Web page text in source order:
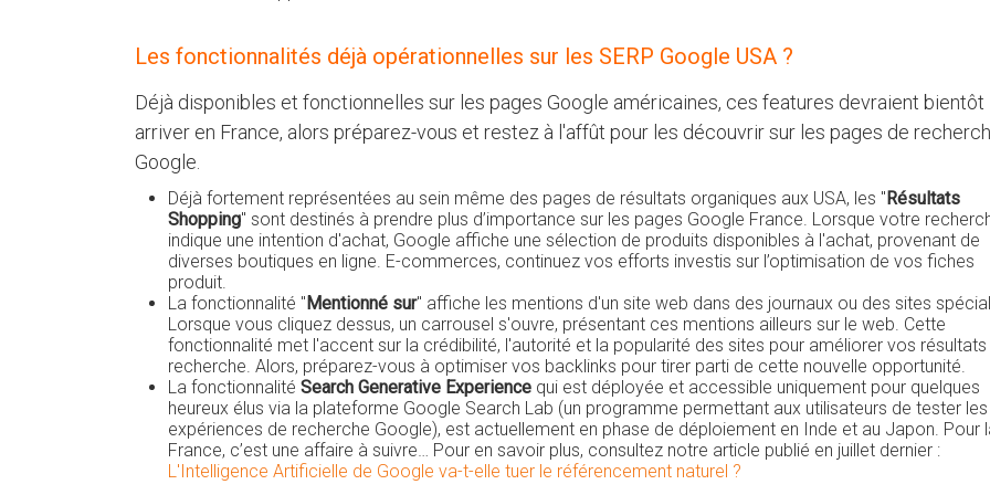
Les fonctionnalités déjà opérationnelles sur les SERP Google USA ?
Déjà disponibles et fonctionnelles sur les pages Google américaines, ces features devraient bientôt
arriver en France, alors préparez-vous et restez à l'affût pour les découvrir sur les pages de
Google.
Déjà fortement représentées au sein même des pages de résultats organiques aux USA, les "Résultats
Shopping" sont destinés à prendre plus d’importance sur les pages Google France. Lorsque votre
indique une intention d'achat, Google affiche une sélection de produits disponibles à l'achat, provenant de
diverses boutiques en ligne. E-commerces, continuez vos efforts investis sur l’optimisation de vos fiches
produit.
La fonctionnalité " Mentionné sur" affiche les mentions d'un site web dans des journaux ou des sites
Lorsque vous cliquez dessus, un carrousel s'ouvre, présentant ces mentions ailleurs sur le web. Cette
fonctionnalité met l'accent sur la crédibilité, l'autorité et la popularité des sites pour améliorer vos résultats
recherche. Alors, préparez-vous à optimiser vos backlinks pour tirer parti de cette nouvelle opportunité.
La fonctionnalité Search Generative Experience qui est déployée et accessible uniquement pour quelques
heureux élus via la plateforme Google Search Lab (un programme permettant aux utilisateurs de tester les
expériences de recherche Google), est actuellement en phase de déploiement en Inde et au Japon. Pour
France, c’est une affaire à suivre… Pour en savoir plus, consultez notre article publié en juillet dernier :
L'Intelligence Artificielle de Google va-t-elle tuer le référencement naturel ?